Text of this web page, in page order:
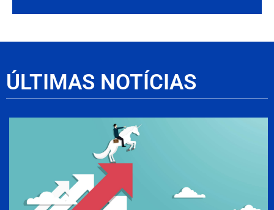
ÚLTIMAS NOTÍCIAS